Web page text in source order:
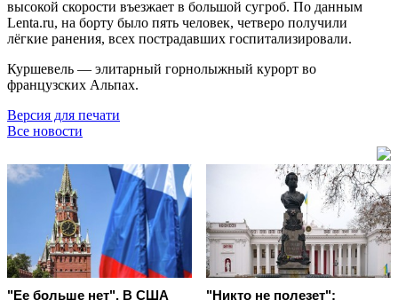
высокой скорости въезжает в большой сугроб. По данным
Lenta.ru, на борту было пять человек, четверо получили
лёгкие ранения, всех пострадавших госпитализировали.
Куршевель — элитарный горнолыжный курорт во
французских Альпах.
Версия для печати
Все новости
"Ее больше нет". В США
"Никто не полезет":